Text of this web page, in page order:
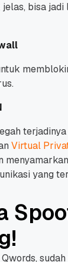
bisa
Virtual
yang